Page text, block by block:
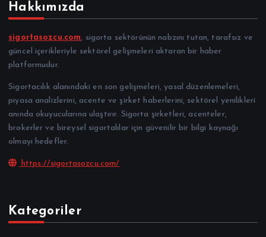
Hakkımızda
sigortasozcu.com, sigorta sektörünün nabzını tutan, tarafsız ve
güncel içerikleriyle sektörel gelişmeleri aktaran bir haber
platformudur.
Sigortacılık alanındaki en son gelişmeleri, yasal düzenlemeleri,
piyasa analizlerini, acente ve şirket haberlerini, sektörel yenilikleri
anında okuyucularına ulaştırır. Sigorta şirketleri, acenteler,
brokerler ve bireysel sigortalılar için güvenilir bir bilgi kaynağı
olmayı hedefler.
https://sigortasozcu.com/
Kategoriler